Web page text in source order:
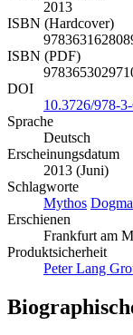
2013
ISBN (Hardcover)
ISBN (PDF)
DOI
10.3726/978-
Sprache
Deutsch
Erscheinungsdatum
2013 (Juni)
Schlagworte
Mythos Dogma
Erschienen
Frankfurt am
Produktsicherheit
Peter Lang